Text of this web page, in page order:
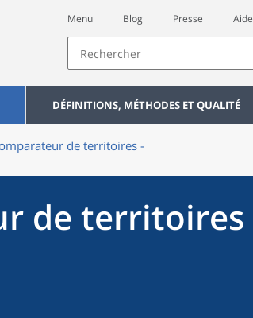
Menu Blog Presse Aide
DÉFINITIONS, MÉTHODES ET QUALITÉ
de territoires -
de territoires